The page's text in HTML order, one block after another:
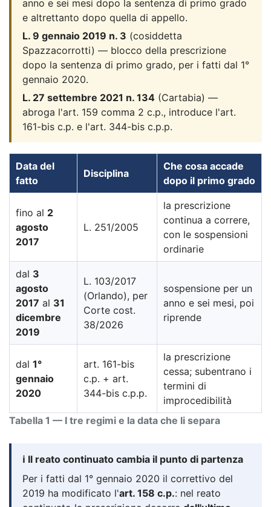
anno e sei mesi dopo la sentenza di primo grado
e altrettanto dopo quella di appello.
L. 9 gennaio 2019 n. 3 (cosiddetta
Spazzacorrotti) — blocco della prescrizione
dopo la sentenza di primo grado, per i fatti dal 1°
gennaio 2020.
L. 27 settembre 2021 n. 134 (Cartabia) —
abroga l'art. 159 comma 2 c.p., introduce l'art.
161-bis c.p. e l'art. 344-bis c.p.p.
Tabella 1 — I tre regimi e la data che li separa
Data del
fatto
Disciplina
Che cosa accade
dopo il primo grado
fino al 2
agosto
2017
L. 251/2005
la prescrizione
continua a correre,
con le sospensioni
ordinarie
dal 3
agosto
2017 al 31
dicembre
2019
L. 103/2017
(Orlando), per
Corte cost.
38/2026
sospensione per un
anno e sei mesi, poi
riprende
dal 1°
gennaio
2020
art. 161-bis
c.p. + art.
344-bis c.p.p.
la prescrizione
cessa; subentrano i
termini di
improcedibilità
ℹ️ Il reato continuato cambia il punto di partenza
Per i fatti dal 1° gennaio 2020 il correttivo del
2019 ha modificato l'art. 158 c.p.: nel reato